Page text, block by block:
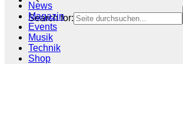
Search for:
News
Magazin
Events
Musik
Technik
Shop